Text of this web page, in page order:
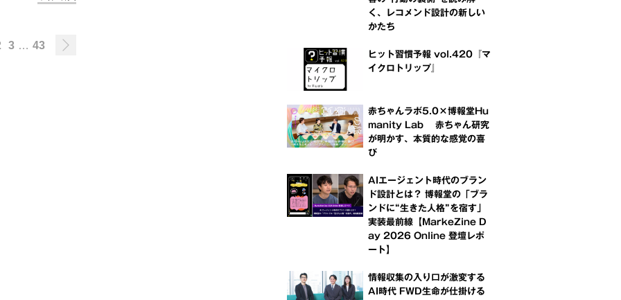
3 … 43
く、レコメンド設計の新しい
かたち
ヒット習慣予報 vol.420『マ
イクロトリップ』
赤ちゃんラボ5.0×博報堂Hu
manity Lab 赤ちゃん研究
が明かす、本質的な感覚の喜
び
AIエージェント時代のブラン
ド設計とは？ 博報堂の「ブラ
ンドに“生きた人格”を宿す」
実装最前線【MarkeZine D
ay 2026 Online 登壇レポ
ート】
情報収集の入り口が激変する
AI時代 FWD生命が仕掛ける